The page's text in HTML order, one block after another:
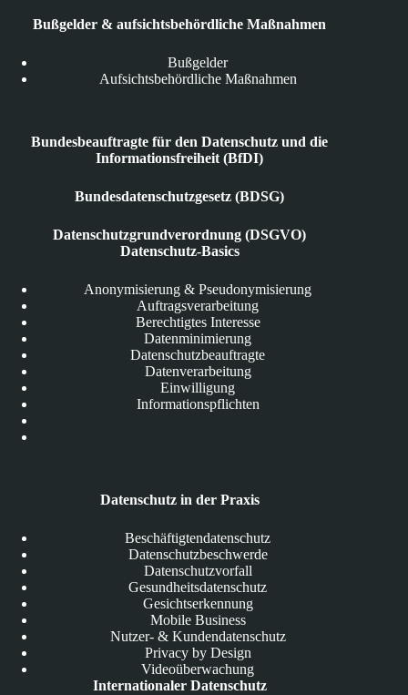
Bußgelder & aufsichtsbehördliche Maßnahmen
Bußgelder
Aufsichtsbehördliche Maßnahmen
Bundesbeauftragte für den Datenschutz und die
Informationsfreiheit (BfDI)
Bundesdatenschutzgesetz (BDSG)
Datenschutzgrundverordnung (DSGVO)
Datenschutz-Basics
Anonymisierung & Pseudonymisierung
Auftragsverarbeitung
Berechtigtes Interesse
Datenminimierung
Datenschutzbeauftragte
Datenverarbeitung
Einwilligung
Informationspflichten
Datenschutz in der Praxis
Beschäftigtendatenschutz
Datenschutzbeschwerde
Datenschutzvorfall
Gesundheitsdatenschutz
Gesichtserkennung
Mobile Business
Nutzer- & Kundendatenschutz
Privacy by Design
Videoüberwachung
Internationaler Datenschutz